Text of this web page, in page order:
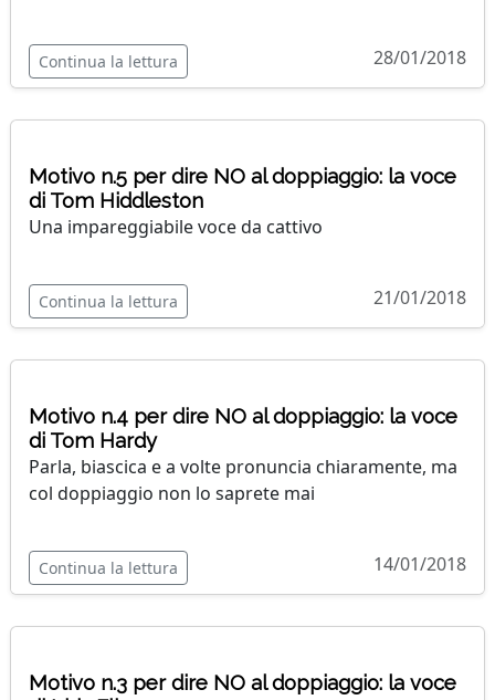
Continua la lettura 28/01/2018
Motivo n.5 per dire NO al doppiaggio: la voce
di Tom Hiddleston
Una impareggiabile voce da cattivo
Continua la lettura 21/01/2018
Motivo n.4 per dire NO al doppiaggio: la voce
di Tom Hardy
Parla, biascica e a volte pronuncia chiaramente, ma
col doppiaggio non lo saprete mai
Continua la lettura 14/01/2018
Motivo n.3 per dire NO al doppiaggio: la voce